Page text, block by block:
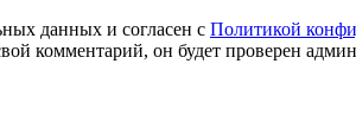
данных и согласен с Политикой
комментарий, он будет проверен